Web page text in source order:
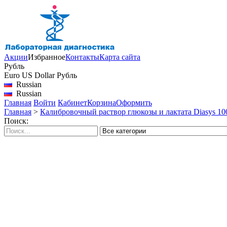
АкцииИзбранноеКонтактыКарта сайта
Рубль
Euro US Dollar Рубль
Russian
Russian
Главная Войти КабинетКорзинаОформить
Главная > Калибровочный раствор глюкозы и лактата Diasys
Поиск: